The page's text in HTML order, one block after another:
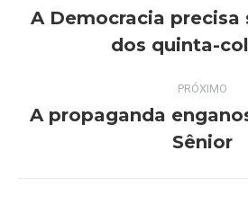
de
A Democracia
dos quinta-
PRÓXIMO
Próximo
post:
A propaganda
Sênior